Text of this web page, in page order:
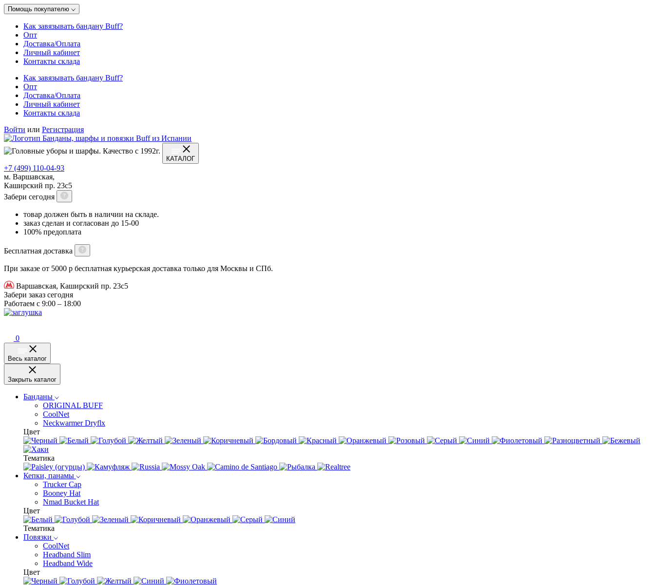
Помощь покупателю
Как завязывать бандану Buff?
Опт
Доставка/Оплата
Личный кабинет
Контакты склада
Как завязывать бандану Buff?
Опт
Доставка/Оплата
Личный кабинет
Контакты склада
Войти или Регистрация
КАТАЛОГ
+7 (499) 110-04-93
м. Варшавская,
Каширский пр. 23с5
Забери сегодня
товар должен быть в наличии на складе.
заказ сделан и согласован до 15-00
100% предоплата
Бесплатная доставка
При заказе от 5000 р бесплатная курьерская доставка только для Москвы и СПб.
Варшавская, Каширский пр. 23с5
Забери заказ сегодня
Работаем с 9:00 – 18:00
0
Весь каталог
Закрыть каталог
Банданы
ORIGINAL BUFF
CoolNet
Neckwarmer Dryflx
Цвет
Тематика
Кепки, панамы
Trucker Cap
Booney Hat
Nmad Bucket Hat
Цвет
Тематика
Повязки
CoolNet
Headband Slim
Headband Wide
Цвет